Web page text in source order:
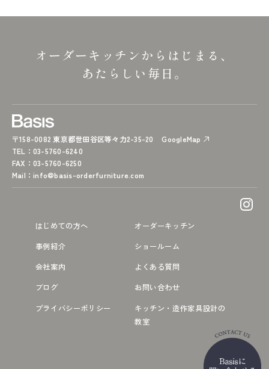
オーダーキッチンからはじまる、
あたらしい毎日。
〒158-0082 東京都世田谷区等々力2-35-20
GoogleMap
TEL ：03-5760-6240
FAX ：03-5760-6250
Mail ：info@basis-orderfurniture.com
はじめての方へ
オーダーキッチン
事例紹介
ショールーム
会社案内
よくある質問
ブログ
お問い合わせ
プライバシーポリシー
キッチン・造作家具設計の
教室